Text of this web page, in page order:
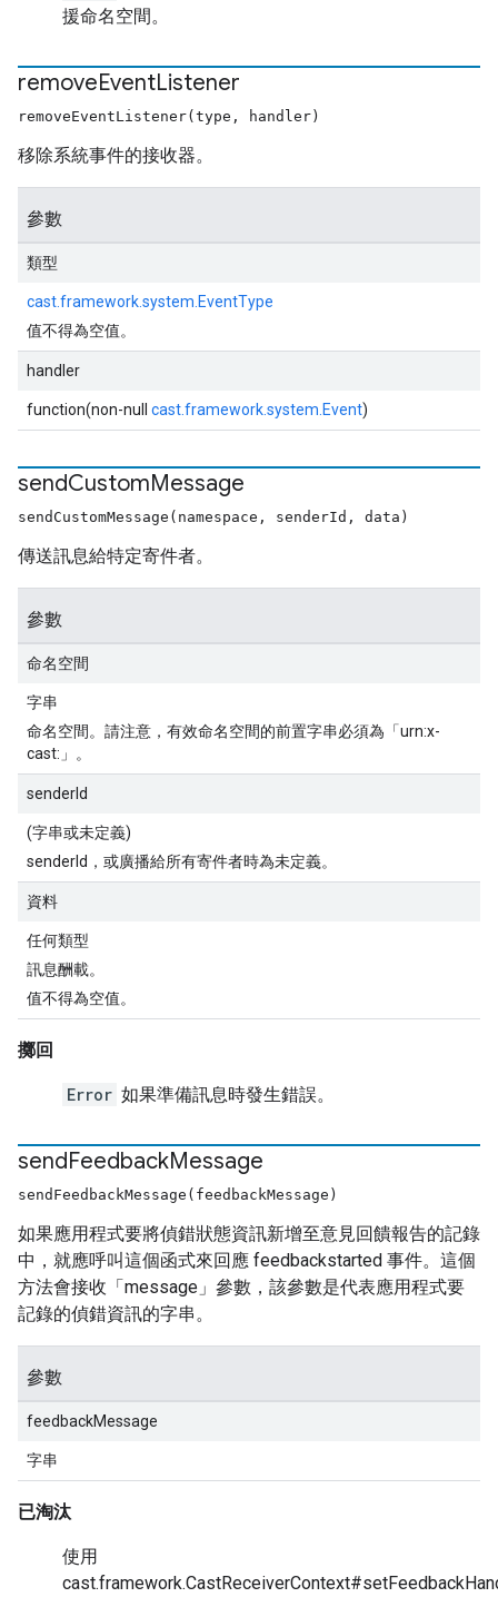
援命名空間。
removeEventListener
removeEventListener(type, handler)
移除系統事件的接收器。
參數
類型
cast.framework.system.EventType
值不得為空值。
handler
function(non-null cast.framework.system.Event)
sendCustomMessage
sendCustomMessage(namespace, senderId, data)
傳送訊息給特定寄件者。
參數
命名空間
字串
命名空間。請注意，有效命名空間的前置字串必須為「urn:x-
cast:」。
senderId
(字串或未定義)
senderId，或廣播給所有寄件者時為未定義。
資料
任何類型
訊息酬載。
值不得為空值。
擲回
Error 如果準備訊息時發生錯誤。
sendFeedbackMessage
sendFeedbackMessage(feedbackMessage)
如果應用程式要將偵錯狀態資訊新增至意見回饋報告的記錄
中，就應呼叫這個函式來回應 feedbackstarted 事件。這個
方法會接收「message」參數，該參數是代表應用程式要
記錄的偵錯資訊的字串。
參數
feedbackMessage
字串
已淘汰
使用